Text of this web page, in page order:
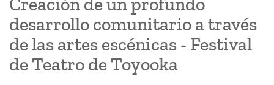
desarrollo comunitario a través
de las artes escénicas - Festival
de Teatro de Toyooka